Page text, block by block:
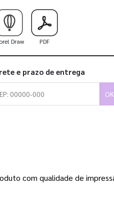
Draw PDF
e prazo de entrega
OK
com qualidade de